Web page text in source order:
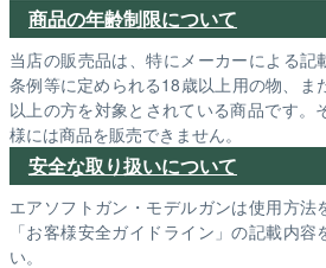
商品の年齢制限について
当店の販売品は、特にメーカーによる記
条例等に定められる18歳以上用の物、ま
以上の方を対象とされている商品です。
様には商品を販売できません。
安全な取り扱いについて
エアソフトガン・モデルガンは使用方法
「お客様安全ガイドライン」の記載内
い。